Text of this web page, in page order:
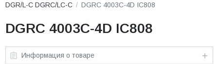
DGR/L-C DGRC/LC-C
DGRC 4003C-4D IC808
DGRC 4003C-4D IC808
Информация о товаре